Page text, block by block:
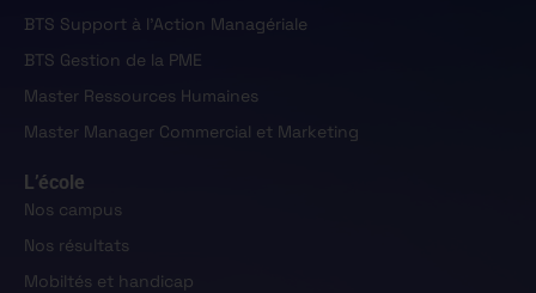
BTS Support à l'Action Managériale
BTS Gestion de la PME
Master Ressources Humaines
Master Manager Commercial et Marketing
L’école
Nos campus
Nos résultats
Mobiltés et handicap